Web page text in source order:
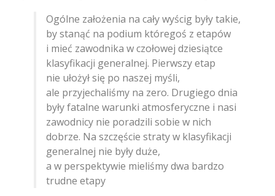
Ogólne założenia na cały wyścig były takie,
by stanąć na podium któregoś z etapów
i mieć zawodnika w czołowej dziesiątce
klasyfikacji generalnej. Pierwszy etap
nie ułożył się po naszej myśli,
ale przyjechaliśmy na zero. Drugiego dnia
były fatalne warunki atmosferyczne i nasi
zawodnicy nie poradzili sobie w nich
dobrze. Na szczęście straty w klasyfikacji
generalnej nie były duże,
a w perspektywie mieliśmy dwa bardzo
trudne etapy